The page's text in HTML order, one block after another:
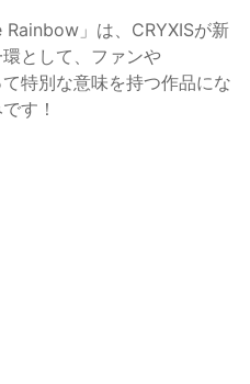
」は、CRYXISが新
として、ファンや
特別な意味を持つ作品にな
す！